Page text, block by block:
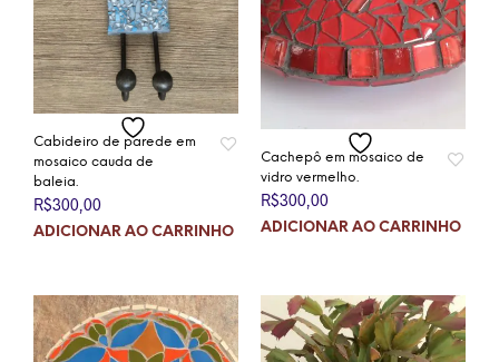
Cabideiro de parede em
mosaico cauda de
baleia.
R$300,00
ADICIONAR AO CARRINHO
Cachepô em mosaico de
vidro vermelho.
R$300,00
ADICIONAR AO CARRINHO